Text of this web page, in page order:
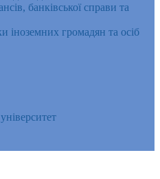
банківської справи та
іноземних громадян та осіб